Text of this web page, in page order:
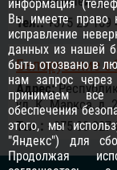
Тел.:+375 29 109
Белорусские
Адрес:
ул. К. Маркса, д.
Тел.: +375 33 327
информация
Вы имеете право
исправление
данных из нашей
быть отозвано в
нам запрос через
принимаем
обеспечения
этого, мы
"Яндекс") для
Продолжая